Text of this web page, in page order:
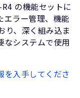
の機能セットに
エラー管理、機能
り、深く組み込ま
なシステムで使用
を入手してくださ